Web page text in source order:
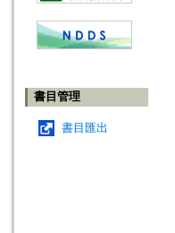
書目管理
書目匯出